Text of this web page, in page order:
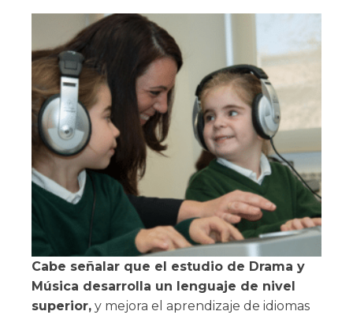
Cabe señalar que el estudio de Drama y
Música desarrolla un lenguaje de nivel
superior, y mejora el aprendizaje de idiomas